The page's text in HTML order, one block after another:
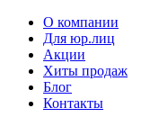
О компании
Для юр.лиц
Акции
Хиты продаж
Блог
Контакты